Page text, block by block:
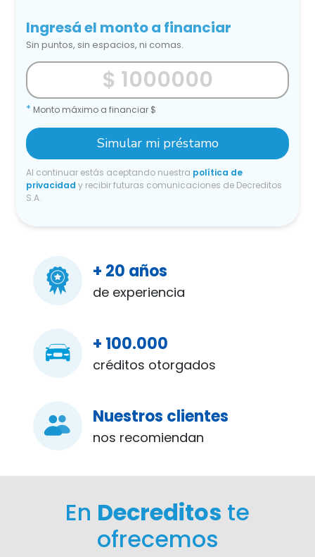
Ingresá el monto a financiar
Sin puntos, sin espacios, ni comas.
* Monto máximo a financiar $
Simular mi préstamo
Al continuar estás aceptando nuestra política de
privacidad y recibir futuras comunicaciones de Decreditos
S.A.
+ 20 años
de experiencia
+ 100.000
créditos otorgados
Nuestros clientes
nos recomiendan
En Decreditos te
ofrecemos